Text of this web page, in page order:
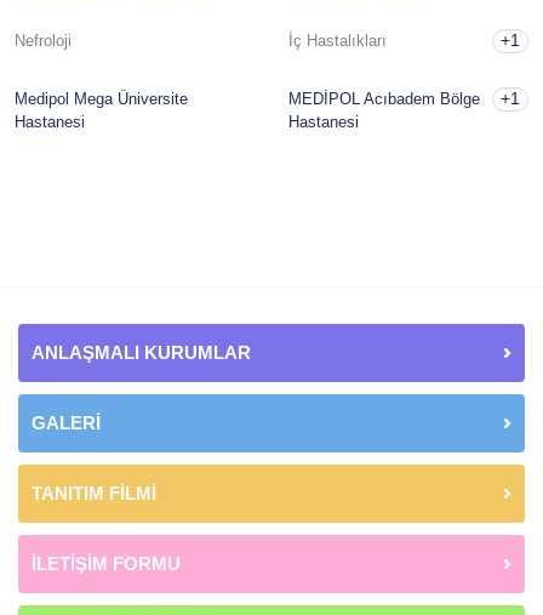
Nefroloji
Medipol Mega Üniversite
Hastanesi
İç Hastalıkları +1
MEDİPOL Acıbadem Bölge
Hastanesi
+1
ANLAŞMALI KURUMLAR
GALERİ
TANITIM FİLMİ
İLETİŞİM FORMU